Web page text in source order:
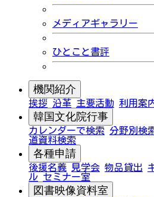
メディアギャラリー
ひとこと書評
機関紹介
挨拶 沿革 主要活動 利用案
韓国文化院行事
カレンダーで検索 分野別検
道資料検索
各種申請
後援名義 見学会 物品貸出
ル セミナー室
図書映像資料室